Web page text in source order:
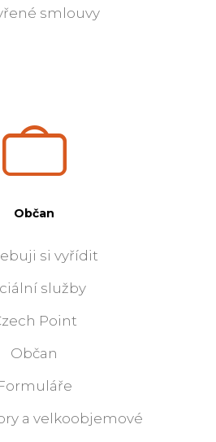
smlouvy
Občan
si vyřídit
služby
Point
Občan
a velkoobjemové